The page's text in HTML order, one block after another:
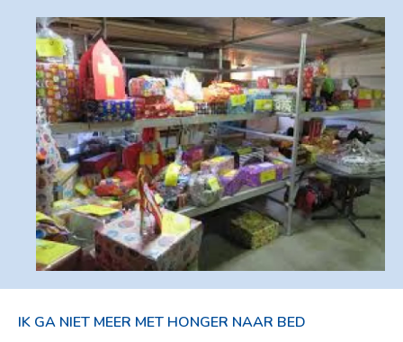
IK GA NIET MEER MET HONGER NAAR BED